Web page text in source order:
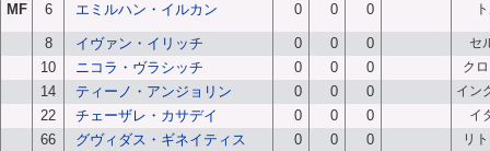
MF 6 エミルハン・イルカン 0 0 0
8 イヴァン・イリッチ 0 0 0 セ
10 ニコラ・ヴラシッチ 0 0 0 ク
14 ティーノ・アンジョリン 0 0 0 イン
22 チェーザレ・カサデイ 0 0 0 イ
66 グヴィダス・ギネイティス 0 0 0 リ